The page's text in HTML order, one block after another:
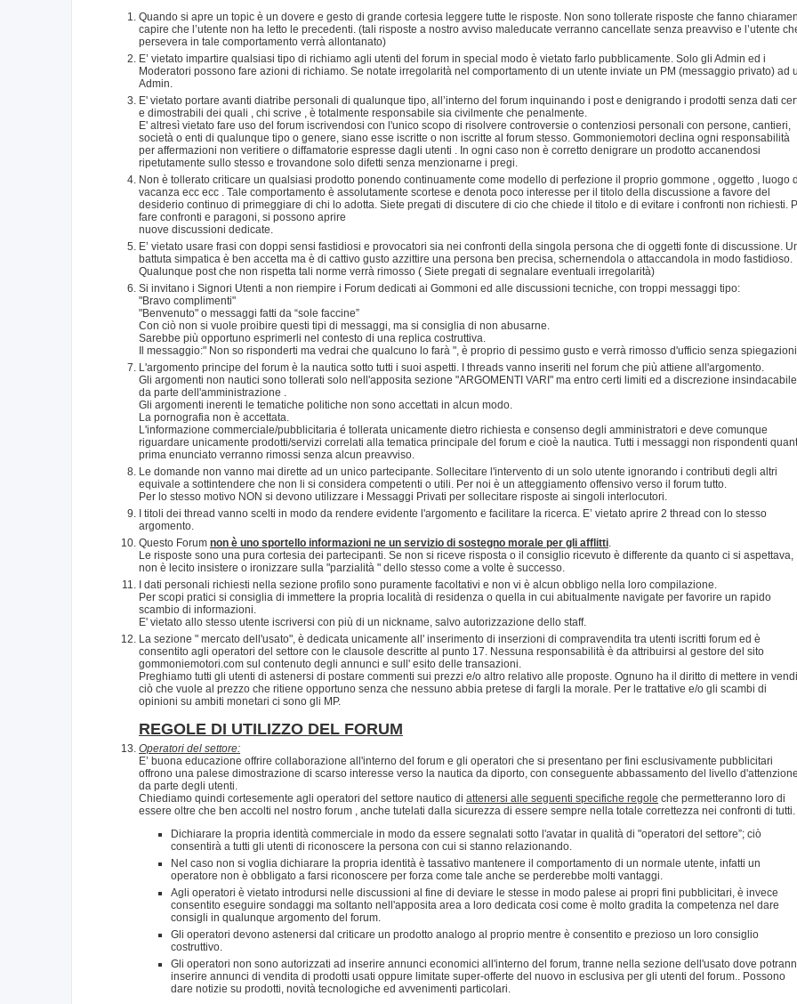
Quando si apre un topic è un dovere e gesto di grande cortesia leggere tutte le risposte. Non sono tollerate risposte che fanno
capire che l’utente non ha letto le precedenti. (tali risposte a nostro avviso maleducate verranno cancellate senza preavviso e l’utente
persevera in tale comportamento verrà allontanato)
E’ vietato impartire qualsiasi tipo di richiamo agli utenti del forum in special modo è vietato farlo pubblicamente. Solo gli Admin ed i
Moderatori possono fare azioni di richiamo. Se notate irregolarità nel comportamento di un utente inviate un PM (messaggio privato) ad
Admin.
E' vietato portare avanti diatribe personali di qualunque tipo, all’interno del forum inquinando i post e denigrando i prodotti senza dati
e dimostrabili dei quali , chi scrive , è totalmente responsabile sia civilmente che penalmente.
E' altresì vietato fare uso del forum iscrivendosi con l'unico scopo di risolvere controversie o contenziosi personali con persone, cantieri,
società o enti di qualunque tipo o genere, siano esse iscritte o non iscritte al forum stesso. Gommoniemotori declina ogni responsabilità
per affermazioni non veritiere o diffamatorie espresse dagli utenti . In ogni caso non è corretto denigrare un prodotto accanendosi
ripetutamente sullo stesso e trovandone solo difetti senza menzionarne i pregi.
Non è tollerato criticare un qualsiasi prodotto ponendo continuamente come modello di perfezione il proprio gommone , oggetto , luogo
vacanza ecc ecc . Tale comportamento è assolutamente scortese e denota poco interesse per il titolo della discussione a favore del
desiderio continuo di primeggiare di chi lo adotta. Siete pregati di discutere di cio che chiede il titolo e di evitare i confronti non richiesti.
fare confronti e paragoni, si possono aprire
nuove discussioni dedicate.
E’ vietato usare frasi con doppi sensi fastidiosi e provocatori sia nei confronti della singola persona che di oggetti fonte di discussione.
battuta simpatica è ben accetta ma è di cattivo gusto azzittire una persona ben precisa, schernendola o attaccandola in modo fastidioso.
Qualunque post che non rispetta tali norme verrà rimosso ( Siete pregati di segnalare eventuali irregolarità)
Si invitano i Signori Utenti a non riempire i Forum dedicati ai Gommoni ed alle discussioni tecniche, con troppi messaggi tipo:
"Bravo complimenti"
"Benvenuto" o messaggi fatti da “sole faccine”
Con ciò non si vuole proibire questi tipi di messaggi, ma si consiglia di non abusarne.
Sarebbe più opportuno esprimerli nel contesto di una replica costruttiva.
Il messaggio:" Non so risponderti ma vedrai che qualcuno lo farà ", è proprio di pessimo gusto e verrà rimosso d'ufficio senza spiegazioni.
L'argomento principe del forum è la nautica sotto tutti i suoi aspetti. I threads vanno inseriti nel forum che più attiene all'argomento.
Gli argomenti non nautici sono tollerati solo nell'apposita sezione "ARGOMENTI VARI" ma entro certi limiti ed a discrezione insindacabile
da parte dell'amministrazione .
Gli argomenti inerenti le tematiche politiche non sono accettati in alcun modo.
La pornografia non è accettata.
L'informazione commerciale/pubblicitaria é tollerata unicamente dietro richiesta e consenso degli amministratori e deve comunque
riguardare unicamente prodotti/servizi correlati alla tematica principale del forum e cioè la nautica. Tutti i messaggi non rispondenti
prima enunciato verranno rimossi senza alcun preavviso.
Le domande non vanno mai dirette ad un unico partecipante. Sollecitare l'intervento di un solo utente ignorando i contributi degli altri
equivale a sottintendere che non li si considera competenti o utili. Per noi è un atteggiamento offensivo verso il forum tutto.
Per lo stesso motivo NON si devono utilizzare i Messaggi Privati per sollecitare risposte ai singoli interlocutori.
I titoli dei thread vanno scelti in modo da rendere evidente l'argomento e facilitare la ricerca. E’ vietato aprire 2 thread con lo stesso
argomento.
Questo Forum non è uno sportello informazioni ne un servizio di sostegno morale per gli afflitti
Le risposte sono una pura cortesia dei partecipanti. Se non si riceve risposta o il consiglio ricevuto è differente da quanto ci si aspettava,
non è lecito insistere o ironizzare sulla "parzialità " dello stesso come a volte è successo.
I dati personali richiesti nella sezione profilo sono puramente facoltativi e non vi è alcun obbligo nella loro compilazione.
Per scopi pratici si consiglia di immettere la propria località di residenza o quella in cui abitualmente navigate per favorire un rapido
scambio di informazioni.
E' vietato allo stesso utente iscriversi con più di un nickname, salvo autorizzazione dello staff.
La sezione " mercato dell'usato", è dedicata unicamente all' inserimento di inserzioni di compravendita tra utenti iscritti forum ed è
consentito agli operatori del settore con le clausole descritte al punto 17. Nessuna responsabilità è da attribuirsi al gestore del sito
gommoniemotori.com sul contenuto degli annunci e sull' esito delle transazioni.
Preghiamo tutti gli utenti di astenersi di postare commenti sui prezzi e/o altro relativo alle proposte. Ognuno ha il diritto di mettere in
ciò che vuole al prezzo che ritiene opportuno senza che nessuno abbia pretese di fargli la morale. Per le trattative e/o gli scambi di
opinioni su ambiti monetari ci sono gli MP.
REGOLE DI UTILIZZO DEL FORUM
Operatori del settore:
E’ buona educazione offrire collaborazione all'interno del forum e gli operatori che si presentano per fini esclusivamente pubblicitari
offrono una palese dimostrazione di scarso interesse verso la nautica da diporto, con conseguente abbassamento del livello d'attenzione
da parte degli utenti.
Chiediamo quindi cortesemente agli operatori del settore nautico di attenersi alle seguenti specifiche regole che permetteranno loro di
essere oltre che ben accolti nel nostro forum , anche tutelati dalla sicurezza di essere sempre nella totale correttezza nei confronti di tutti.
Dichiarare la propria identità commerciale in modo da essere segnalati sotto l'avatar in qualità di "operatori del settore”; ciò
consentirà a tutti gli utenti di riconoscere la persona con cui si stanno relazionando.
Nel caso non si voglia dichiarare la propria identità è tassativo mantenere il comportamento di un normale utente, infatti un
operatore non è obbligato a farsi riconoscere per forza come tale anche se perderebbe molti vantaggi.
Agli operatori è vietato introdursi nelle discussioni al fine di deviare le stesse in modo palese ai propri fini pubblicitari, è invece
consentito eseguire sondaggi ma soltanto nell'apposita area a loro dedicata cosi come è molto gradita la competenza nel dare
consigli in qualunque argomento del forum.
Gli operatori devono astenersi dal criticare un prodotto analogo al proprio mentre è consentito e prezioso un loro consiglio
costruttivo.
Gli operatori non sono autorizzati ad inserire annunci economici all'interno del forum, tranne nella sezione dell'usato dove
inserire annunci di vendita di prodotti usati oppure limitate super-offerte del nuovo in esclusiva per gli utenti del forum.. Possono
dare notizie su prodotti, novità tecnologiche ed avvenimenti particolari.